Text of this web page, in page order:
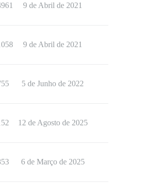
9 de Abril de 2021
9 de Abril de 2021
5 de Junho de 2022
12 de Agosto de 2025
6 de Março de 2025